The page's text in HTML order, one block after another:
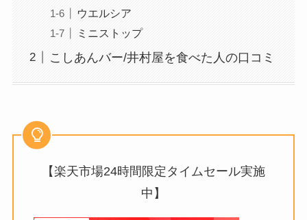
ウエルシア
ミニストップ
こしあんバー/井村屋を食べた人の口コミ
【楽天市場24時間限定タイムセール実施
中】